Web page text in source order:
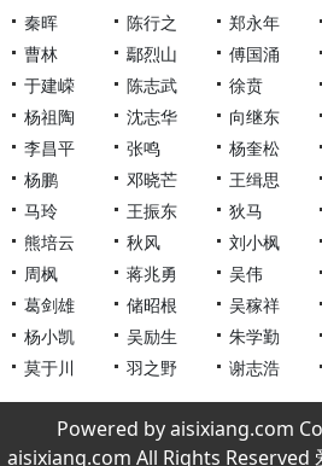
秦晖 陈行之 郑永年
曹林
鄢烈山 傅国涌
于建嵘
陈志武 徐贲
杨祖陶
沈志华 向继东
李昌平
张鸣 杨奎松
杨鹏
邓晓芒 王缉思
马玲
王振东 狄马
熊培云
秋风 刘小枫
周枫
蒋兆勇 吴伟
葛剑雄
储昭根 吴稼祥
杨小凯
吴励生 朱学勤
莫于川
羽之野 谢志浩
Powered by aisixiang.com
aisixiang.com All Rights Reserved